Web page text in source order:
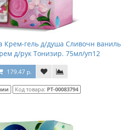
Крем-гель д/душа Сливочн ваниль
д/рук Тонизир. 75мл/уп12
179.47 р.
Код товара: РТ-00083794